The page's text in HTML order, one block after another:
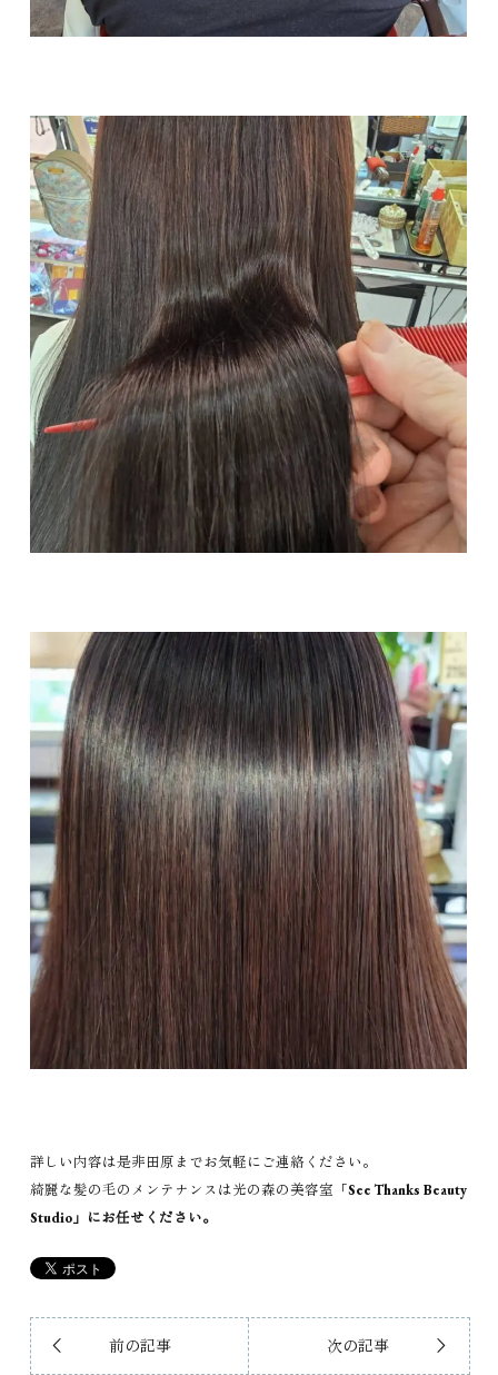
詳しい内容は是非田原までお気軽にご連絡ください。
綺麗な髪の毛のメンテナンスは光の森の美容室「See Thanks Beauty
Studio」にお任せください。
前の記事 次の記事